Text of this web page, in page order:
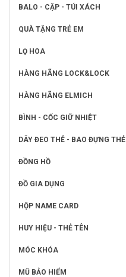
BALO - CẶP - TÚI XÁCH
QUÀ TẶNG TRẺ EM
LỌ HOA
HÀNG HÃNG LOCK&LOCK
HÀNG HÃNG ELMICH
BÌNH - CỐC GIỮ NHIỆT
DÂY ĐEO THẺ - BAO ĐỰNG THẺ
ĐỒNG HỒ
ĐỒ GIA DỤNG
HỘP NAME CARD
HUY HIỆU - THẺ TÊN
MÓC KHÓA
MŨ BẢO HIỂM